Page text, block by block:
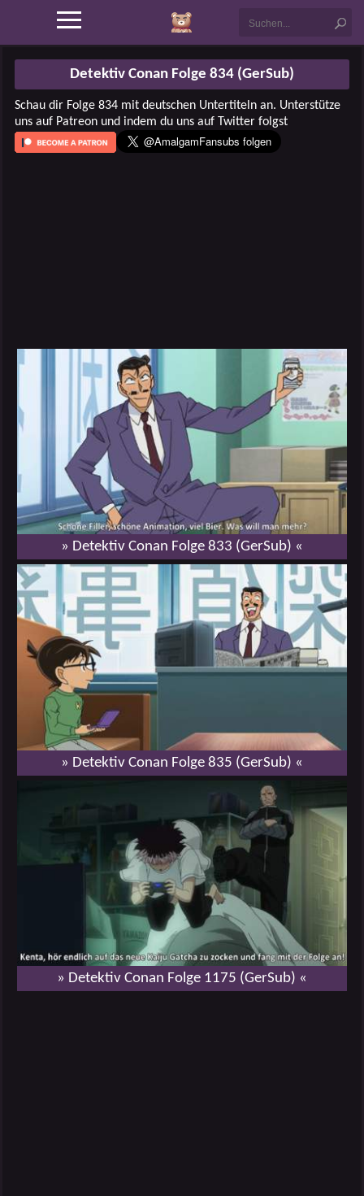
Detektiv Conan Folge 834 (GerSub)
Schau dir Folge 834 mit deutschen Untertiteln an. Unterstütze
uns auf Patreon und indem du uns auf Twitter folgst
» Detektiv Conan Folge 833 (GerSub) «
» Detektiv Conan Folge 835 (GerSub) «
» Detektiv Conan Folge 1175 (GerSub) «